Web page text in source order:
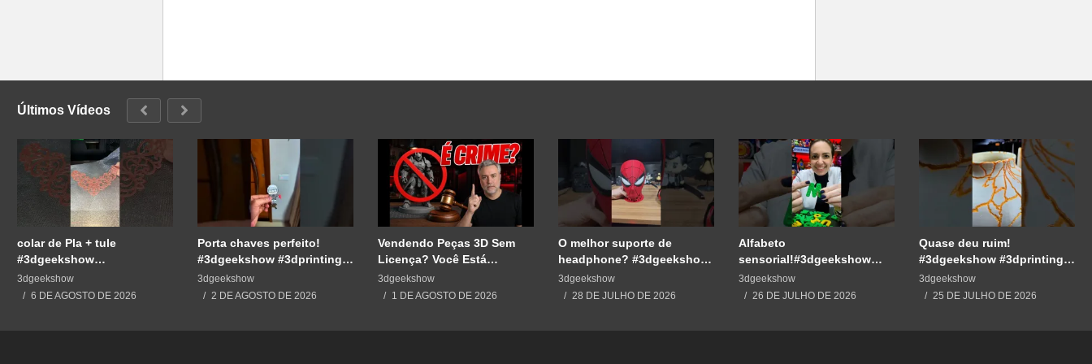
Últimos Vídeos
colar de Pla + tule
#3dgeekshow
#impressão3d #3dprint
#3dprinting #impresion3d
3dgeekshow
6 DE AGOSTO DE 2026
Porta chaves perfeito!
#3dgeekshow #3dprinting
#3dprint #impressão3d
#impresion3d
3dgeekshow
2 DE AGOSTO DE 2026
Vendendo Peças 3D Sem
Licença? Você Está
Cometendo um Erro GRAVE
3dgeekshow
1 DE AGOSTO DE 2026
O melhor suporte de
headphone? #3dgeekshow
#impressão3d #3dprinting
#3dprint #spiderman
3dgeekshow
28 DE JULHO DE 2026
Alfabeto
sensorial!#3dgeekshow
#3dprinting #3dprint
#impressão3d #educação
3dgeekshow
26 DE JULHO DE 2026
Quase deu ruim!
#3dgeekshow #3dprinting
#3dprint #impressão3d
#decoration #maker
3dgeekshow
25 DE JULHO DE 2026